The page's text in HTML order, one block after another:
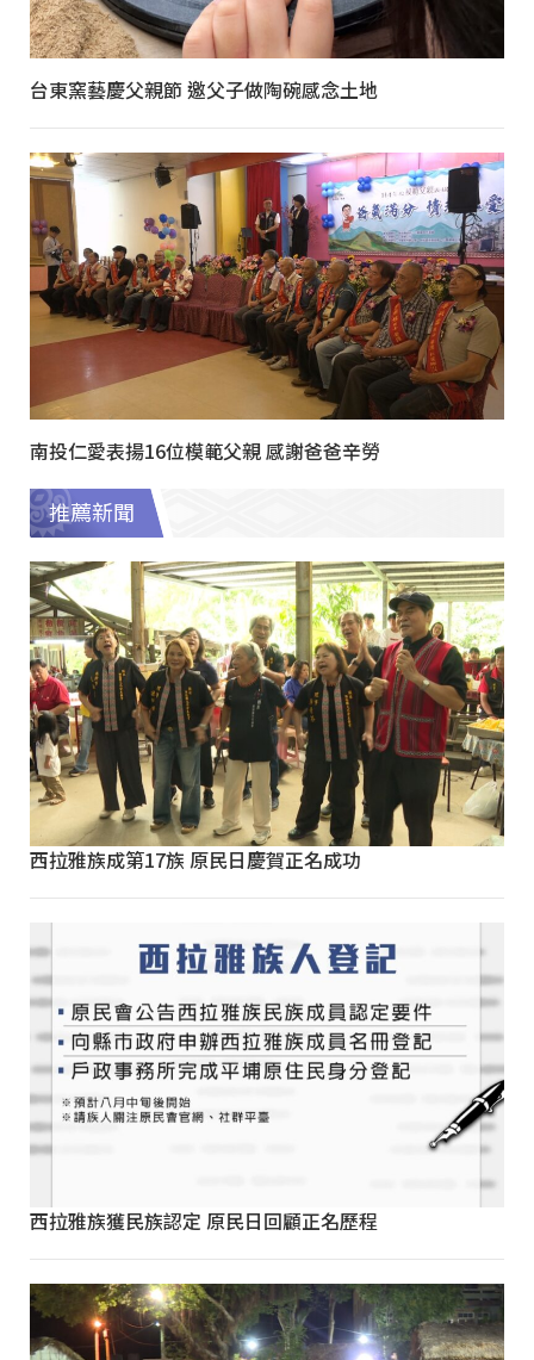
台東窯藝慶父親節 邀父子做陶碗感念土地
南投仁愛表揚16位模範父親 感謝爸爸辛勞
推薦新聞
西拉雅族成第17族 原民日慶賀正名成功
西拉雅族獲民族認定 原民日回顧正名歷程